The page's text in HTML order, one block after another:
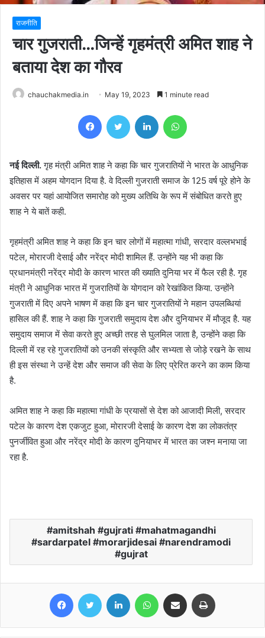
राजनीति
चार गुजराती…जिन्हें गृहमंत्री अमित शाह ने
बताया देश का गौरव
chauchakmedia.in May 19, 2023 1 minute read
FacebookTwitter LinkedIn
नई दिल्ली.गृह मंत्री अमित शाह ने कहा कि चार गुजरातियों ने भारत के आधुनिक
इतिहास में अहम योगदान दिया है. वे दिल्ली गुजराती समाज के 125 वर्ष पूरे होने के
अवसर पर यहां आयोजित समारोह को मुख्य अतिथि के रूप में संबोधित करते हुए
शाह ने ये बातें कही.
गृहमंत्री अमित शाह ने कहा कि इन चार लोगों में महात्मा गांधी, सरदार वल्लभभाई
पटेल, मोरारजी देसाई और नरेंद्र मोदी शामिल हैं. उन्होंने यह भी कहा कि
प्रधानमंत्री नरेंद्र मोदी के कारण भारत की ख्याति दुनिया भर में फैल रही है. गृह
मंत्री ने आधुनिक भारत में गुजरातियों के योगदान को रेखांकित किया. उन्होंने
गुजराती में दिए अपने भाषण में कहा कि इन चार गुजरातियों ने महान उपलब्धियां
हासिल की हैं. शाह ने कहा कि गुजराती समुदाय देश और दुनियाभर में मौजूद है. यह
समुदाय समाज में सेवा करते हुए अच्छी तरह से घुलमिल जाता है, उन्होंने कहा कि
दिल्ली में रह रहे गुजरातियों को उनकी संस्कृति और सभ्यता से जोड़े रखने के साथ
ही इस संस्था ने उन्हें देश और समाज की सेवा के लिए प्रेरित करने का काम किया
है.
अमित शाह ने कहा कि महात्मा गांधी के प्रयासों से देश को आजादी मिली, सरदार
पटेल के कारण देश एकजुट हुआ, मोरारजी देसाई के कारण देश का लोकतंत्र
पुनर्जीवित हुआ और नरेंद्र मोदी के कारण दुनियाभर में भारत का जश्न मनाया जा
रहा है.
amitshah #gujrati #mahatmagandhi
#sardarpatel #morarjidesai #narendramodi
#gujrat
FacebookTwitter LinkedIn WhatsAppShare via Email